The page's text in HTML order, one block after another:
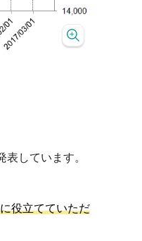
しています。
役立てていただ